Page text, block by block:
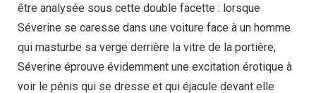
être analysée sous cette double facette : lorsque
Séverine se caresse dans une voiture face à un homme
qui masturbe sa verge derrière la vitre de la portière,
Séverine éprouve évidemment une excitation érotique à
voir le pénis qui se dresse et qui éjacule devant elle